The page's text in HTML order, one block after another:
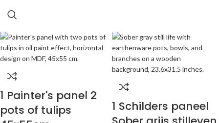
1 Painter's panel 2
pots of tulips
1 Schilders paneel